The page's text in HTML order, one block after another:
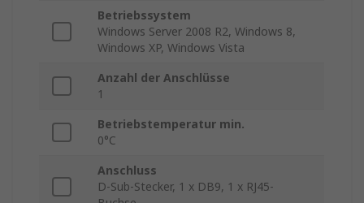
Betriebssystem
Windows Server 2008 R2, Windows 8,
Windows XP, Windows Vista
Anzahl der Anschlüsse
1
Betriebstemperatur min.
0°C
Anschluss
D-Sub-Stecker, 1 x DB9, 1 x RJ45-